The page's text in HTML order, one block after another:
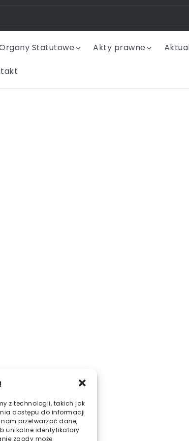
z technologii, takich jak
dostępu do informacji
przetwarzać dane,
unikalne identyfikatory
zgody może
Statutowe Akty prawne